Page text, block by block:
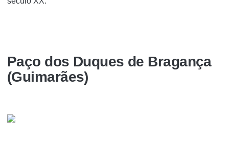
Paço dos Duques de Bragança
(Guimarães)